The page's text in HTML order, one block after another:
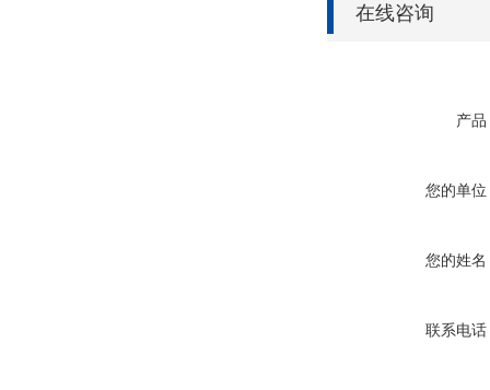
在线咨询
产品
您的单位
您的姓名
联系电话